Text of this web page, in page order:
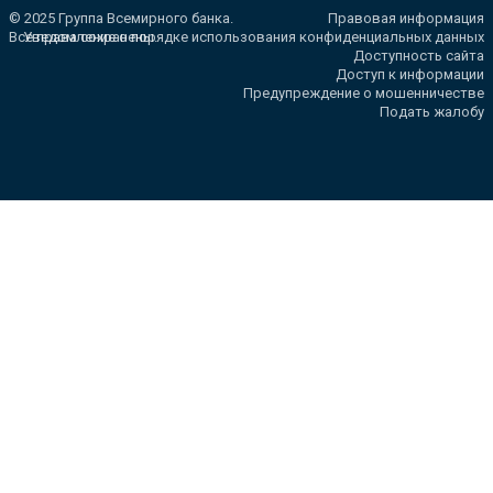
© 2025 Группа Всемирного банка.
Все права сохранены.
Правовая информация
Уведомление о порядке использования конфиденциальных данных
Доступность сайта
Доступ к информации
Предупреждение о мошенничестве
Подать жалобу